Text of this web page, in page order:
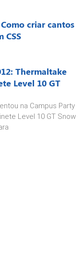
criar cantos
CSS
Thermaltake
Level 10 GT
na Campus Party
Level 10 GT Snow